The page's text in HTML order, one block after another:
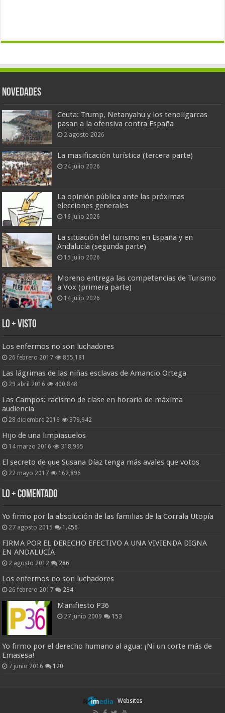
Novedades
Ceuta: Trump, Netanyahu y los tenoligarcas
pasan a la ofensiva contra España
2 agosto 2026
La masificación turística (tercera parte)
24 julio 2026
La opinión pública ante las próximas
elecciones generales
16 julio 2026
La situación del turismo en España y en
Andalucía (segunda parte)
15 julio 2026
Moreno entrega las competencias de Turismo
a Vox (primera parte)
14 julio 2026
Lo + Visto
Los enfermos no son luchadores
26 febrero 2017 855,181
Las lágrimas de las niñas esclavas de Amancio Ortega
29 abril 2016 400,848
Las Campos: racismo de clase en horario de máxima
audiencia
28 diciembre 2016 379,942
Hijo de una limpiasuelos
14 marzo 2016 318,995
El secreto de que Susana Díaz tenga más avales que votos
22 mayo 2017 162,896
Lo + Comentado
Yo firmo por la absolución de las familias de la Corrala Utopía
27 agosto 2015 1.456
FIRMA POR EL DERECHO EFECTIVO A UNA VIVIENDA DIGNA
EN ANDALUCÍA
2 agosto 2012 286
Los enfermos no son luchadores
26 febrero 2017 234
Manifiesto P36
27 junio 2009 153
Yo firmo por el derecho humano al agua: ¡Ni un corte más de
Emasesa!
7 junio 2016 120
Websites